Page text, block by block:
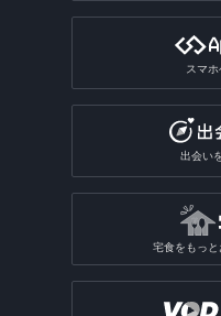
スマ
出会い
宅食をもっと